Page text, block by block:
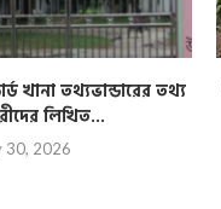
খানা তথ্যভান্ডারের তথ্য
লিখিত...
30, 2026